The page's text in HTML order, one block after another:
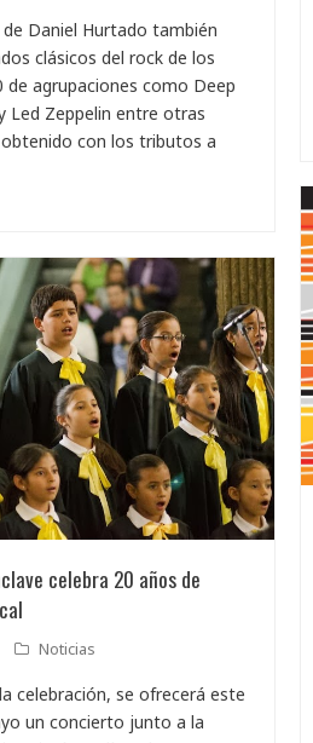
Daniel Hurtado también
clásicos del rock de los
de agrupaciones como Deep
Led Zeppelin entre otras
con los tributos a
celebra 20 años de
Noticias
celebración, se ofrecerá este
un concierto junto a la